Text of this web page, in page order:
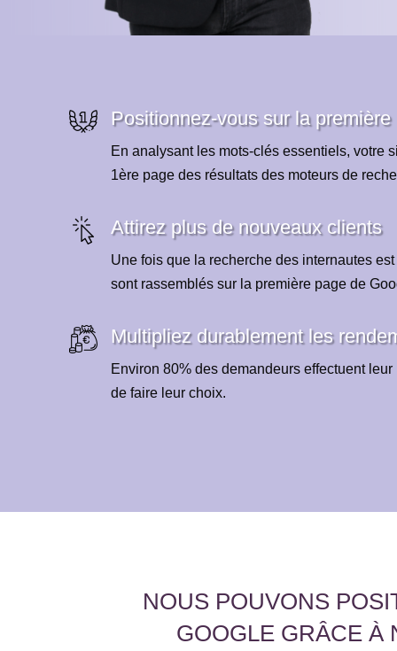
Positionnez-vous sur la première
En analysant les mots-clés essentiels, votre
1ère page des résultats des moteurs de
Attirez plus de nouveaux clients
Une fois que la recherche des internautes
sont rassemblés sur la première page de
Multipliez durablement les
Environ 80% des demandeurs effectuent
de faire leur choix.
NOUS POUVONS
GOOGLE GRÂCE À